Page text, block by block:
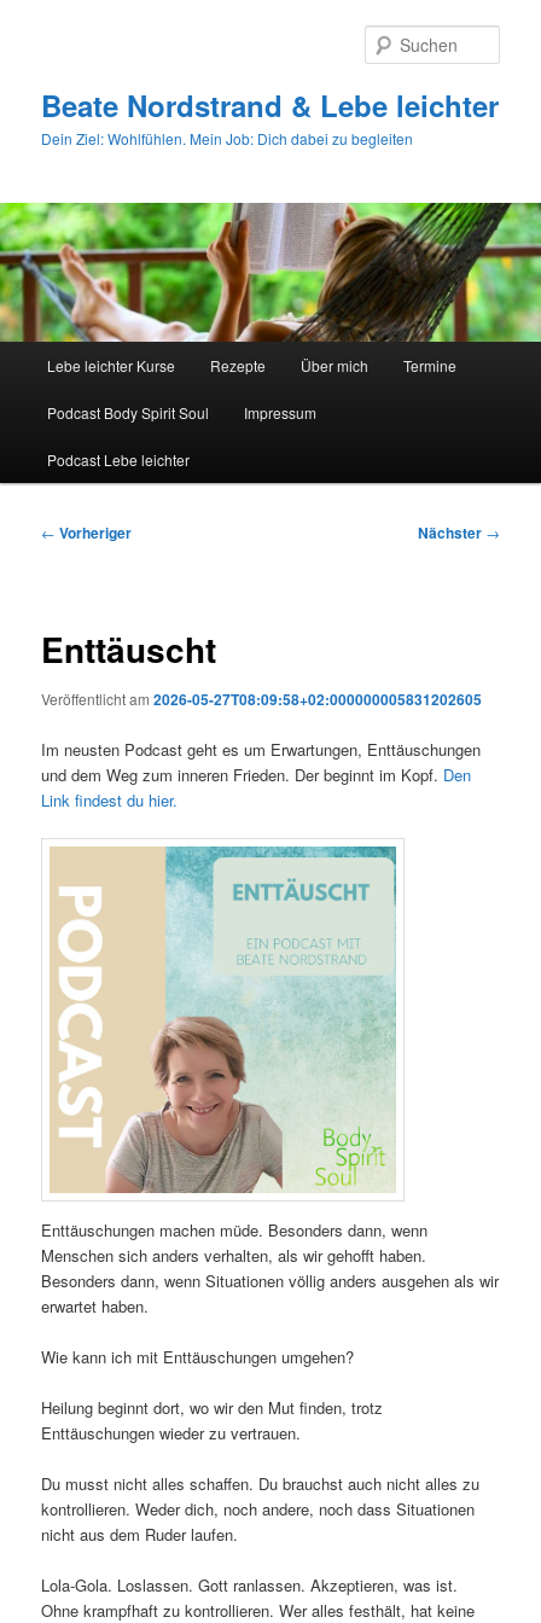
Beate Nordstrand & Lebe leichter
Dein Ziel: Wohlfühlen. Mein Job: Dich dabei zu begleiten
Lebe leichter Kurse Rezepte Über mich Termine
Podcast Body Spirit Soul Impressum
Podcast Lebe leichter
Beitragsnavigation
← Vorheriger Nächster →
Enttäuscht
Veröffentlicht am2026-05-27T08:09:58+02:000000005831202605
Im neusten Podcast geht es um Erwartungen, Enttäuschungen
und dem Weg zum inneren Frieden. Der beginnt im Kopf. Den
Link findest du hier.
Enttäuschungen machen müde. Besonders dann, wenn
Menschen sich anders verhalten, als wir gehofft haben.
Besonders dann, wenn Situationen völlig anders ausgehen als wir
erwartet haben.
Wie kann ich mit Enttäuschungen umgehen?
Heilung beginnt dort, wo wir den Mut finden, trotz
Enttäuschungen wieder zu vertrauen.
Du musst nicht alles schaffen. Du brauchst auch nicht alles zu
kontrollieren. Weder dich, noch andere, noch dass Situationen
nicht aus dem Ruder laufen.
Lola-Gola. Loslassen. Gott ranlassen. Akzeptieren, was ist.
Ohne krampfhaft zu kontrollieren. Wer alles festhält, hat keine